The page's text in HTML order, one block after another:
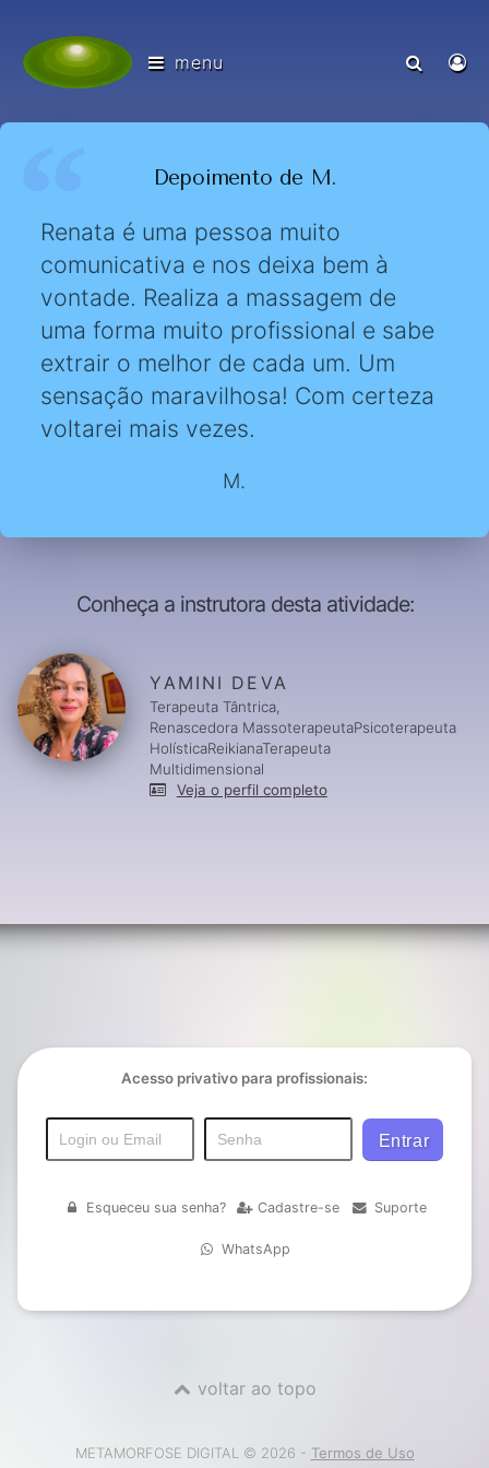
menu
Depoimento de M.
Renata é uma pessoa muito
comunicativa e nos deixa bem à
vontade. Realiza a massagem de
uma forma muito profissional e sabe
extrair o melhor de cada um. Um
sensação maravilhosa! Com certeza
voltarei mais vezes.
M.
Conheça a instrutora desta atividade:
YAMINI DEVA
Terapeuta Tântrica,
Renascedora MassoterapeutaPsicoterapeuta
HolísticaReikianaTerapeuta
Multidimensional
Veja o perfil completo
Acesso privativo para profissionais:
Esqueceu sua senha? Cadastre-se Suporte
WhatsApp
voltar ao topo
METAMORFOSE DIGITAL © 2026 - Termos de Uso